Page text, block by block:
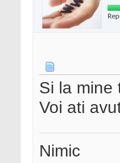
Si la mine
Voi ati
Nimic